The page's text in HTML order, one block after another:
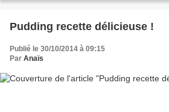
Pudding recette délicieuse !
Publié le 30/10/2014 à 09:15
Par Anaïs